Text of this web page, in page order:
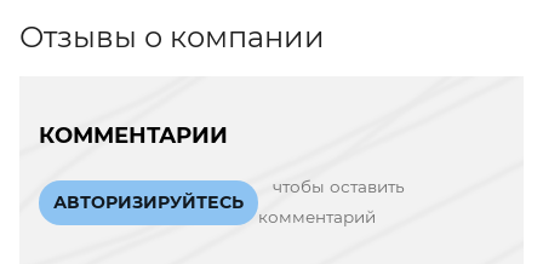
Отзывы о компании
КОММЕНТАРИИ
АВТОРИЗИРУЙТЕСЬ
чтобы оставить
комментарий